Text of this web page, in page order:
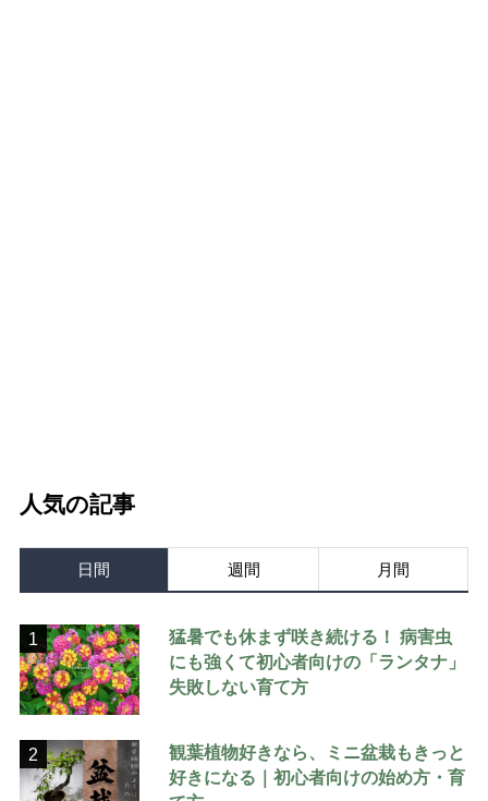
人気の記事
日間 週間 月間
1
猛暑でも休まず咲き続ける！ 病害虫
にも強くて初心者向けの「ランタナ」
失敗しない育て方
2
観葉植物好きなら、ミニ盆栽もきっと
好きになる｜初心者向けの始め方・育